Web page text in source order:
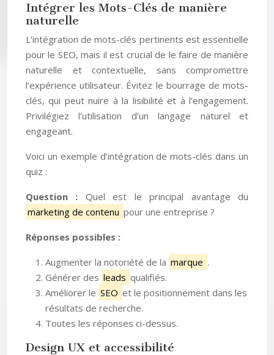
Intégrer les Mots-Clés de manière
naturelle
L’intégration de mots-clés pertinents est essentielle
pour le SEO, mais il est crucial de le faire de manière
naturelle et contextuelle, sans compromettre
l’expérience utilisateur. Évitez le bourrage de mots-
clés, qui peut nuire à la lisibilité et à l’engagement.
Privilégiez l’utilisation d’un langage naturel et
engageant.
Voici un exemple d’intégration de mots-clés dans un
quiz :
Question : Quel est le principal avantage du
marketing de contenu pour une entreprise ?
Réponses possibles :
Augmenter la notoriété de la marque .
Générer des leads qualifiés.
Améliorer le SEO et le positionnement dans les
résultats de recherche.
Toutes les réponses ci-dessus.
Design UX et accessibilité